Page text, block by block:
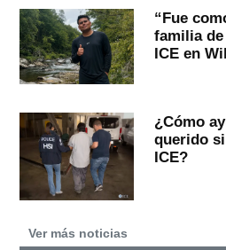
“Fue
familia
ICE en
¿Cómo
querido
ICE?
Ver más noticias